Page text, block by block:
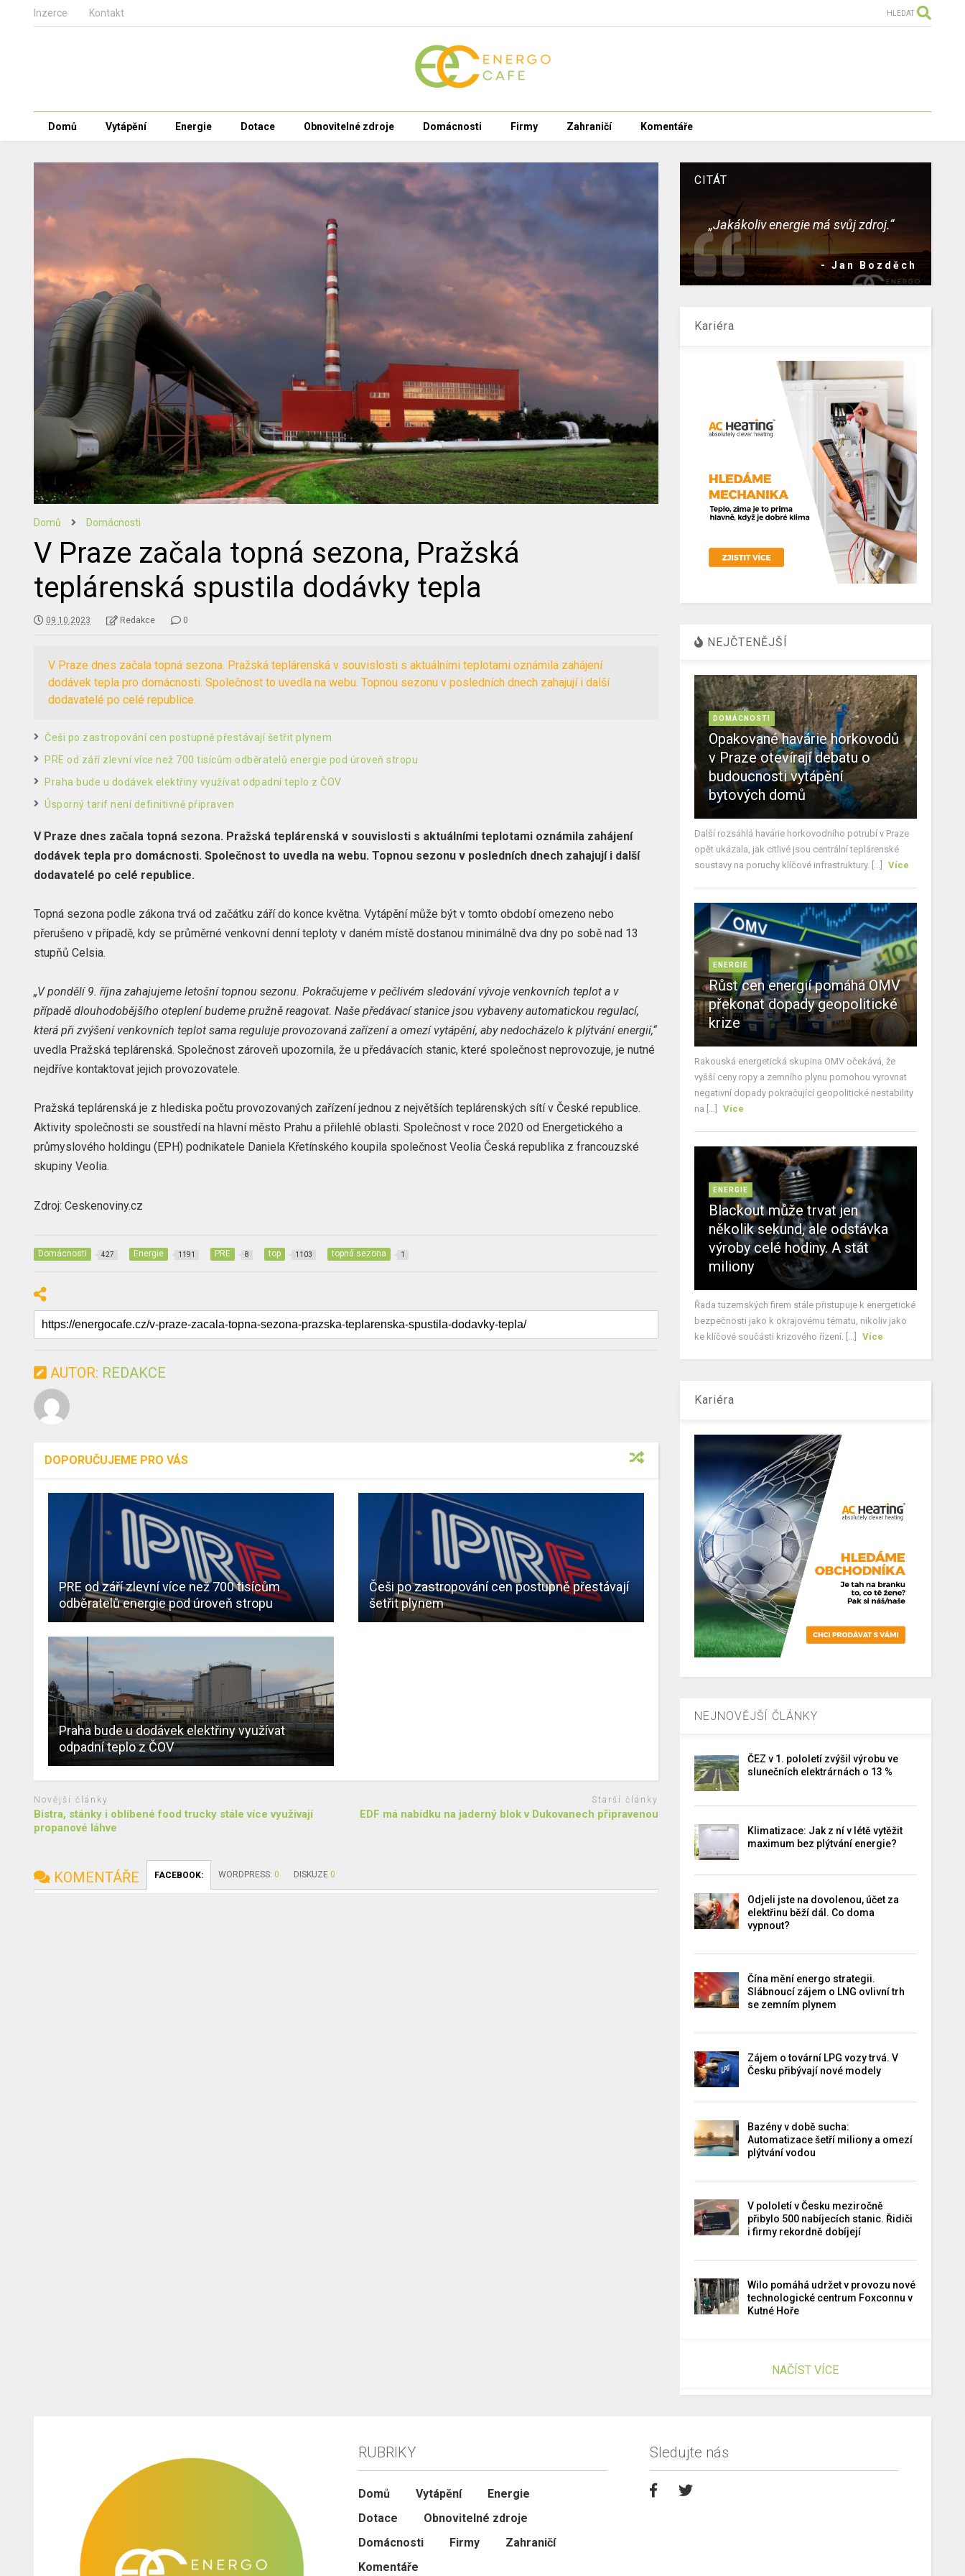
Inzerce Kontakt HLEDAT
Domů Vytápění Energie Dotace Obnovitelné zdroje Domácnosti Firmy Zahraničí Komentáře
Domů Domácnosti
V Praze začala topná sezona, Pražská
teplárenská spustila dodávky tepla
09.10.2023 Redakce 0
V Praze dnes začala topná sezona. Pražská teplárenská v souvislosti s aktuálními teplotami oznámila zahájení
dodávek tepla pro domácnosti. Společnost to uvedla na webu. Topnou sezonu v posledních dnech zahajují i další
dodavatelé po celé republice.
Češi po zastropování cen postupně přestávají šetřit plynem
PRE od září zlevní více než 700 tisícům odběratelů energie pod úroveň stropu
Praha bude u dodávek elektřiny využívat odpadní teplo z ČOV
Úsporný tarif není definitivně připraven
V Praze dnes začala topná sezona. Pražská teplárenská v souvislosti s aktuálními teplotami oznámila zahájení
dodávek tepla pro domácnosti. Společnost to uvedla na webu. Topnou sezonu v posledních dnech zahajují i další
dodavatelé po celé republice.
Topná sezona podle zákona trvá od začátku září do konce května. Vytápění může být v tomto období omezeno nebo
přerušeno v případě, kdy se průměrné venkovní denní teploty v daném místě dostanou minimálně dva dny po sobě nad 13
stupňů Celsia.
„V pondělí 9. října zahajujeme letošní topnou sezonu. Pokračujeme v pečlivém sledování vývoje venkovních teplot a v
případě dlouhodobějšího oteplení budeme pružně reagovat. Naše předávací stanice jsou vybaveny automatickou regulací,
která při zvýšení venkovních teplot sama reguluje provozovaná zařízení a omezí vytápění, aby nedocházelo k plýtvání energií,“
uvedla Pražská teplárenská. Společnost zároveň upozornila, že u předávacích stanic, které společnost neprovozuje, je nutné
nejdříve kontaktovat jejich provozovatele.
Pražská teplárenská je z hlediska počtu provozovaných zařízení jednou z největších teplárenských sítí v České republice.
Aktivity společnosti se soustředí na hlavní město Prahu a přilehlé oblasti. Společnost v roce 2020 od Energetického a
průmyslového holdingu (EPH) podnikatele Daniela Křetínského koupila společnost Veolia Česká republika z francouzské
skupiny Veolia.
Zdroj: Ceskenoviny.cz
Domácnosti 427 Energie 1191 PRE 8 top 1103 topná sezona 1
AUTOR: REDAKCE
DOPORUČUJEME PRO VÁS
PRE od září zlevní více než 700 tisícům
odběratelů energie pod úroveň stropu
Češi po zastropování cen postupně přestávají
šetřit plynem
Praha bude u dodávek elektřiny využívat
odpadní teplo z ČOV
Novější články
Bistra, stánky i oblíbené food trucky stále více využivají
propanové láhve
Starší články
EDF má nabídku na jaderný blok v Dukovanech připravenou
KOMENTÁŘE FACEBOOK: WORDPRESS: 0 DISKUZE 0
CITÁT
„Jakákoliv energie má svůj zdroj.“
- Jan Bozděch
Kariéra
NEJČTENĚJŠÍ
DOMÁCNOSTI
Opakované havárie horkovodů
v Praze otevírají debatu o
budoucnosti vytápění
bytových domů
Další rozsáhlá havárie horkovodního potrubí v Praze
opět ukázala, jak citlivé jsou centrální teplárenské
soustavy na poruchy klíčové infrastruktury. [...]
Více
ENERGIE
Růst cen energií pomáhá OMV
překonat dopady geopolitické
krize
Rakouská energetická skupina OMV očekává, že
vyšší ceny ropy a zemního plynu pomohou vyrovnat
negativní dopady pokračující geopolitické nestability
na [...]
Více
ENERGIE
Blackout může trvat jen
několik sekund, ale odstávka
výroby celé hodiny. A stát
miliony
Řada tuzemských firem stále přistupuje k energetické
bezpečnosti jako k okrajovému tématu, nikoliv jako
ke klíčové součásti krizového řízení. [...]
Více
Kariéra
NEJNOVĚJŠÍ ČLÁNKY
ČEZ v 1. pololetí zvýšil výrobu ve
slunečních elektrárnách o 13 %
Klimatizace: Jak z ní v létě vytěžit
maximum bez plýtvání energie?
Odjeli jste na dovolenou, účet za
elektřinu běží dál. Co doma
vypnout?
Čína mění energo strategii.
Slábnoucí zájem o LNG ovlivní trh
se zemním plynem
Zájem o tovární LPG vozy trvá. V
Česku přibývají nové modely
Bazény v době sucha:
Automatizace šetří miliony a omezí
plýtvání vodou
V pololetí v Česku meziročně
přibylo 500 nabíjecích stanic. Řidiči
i firmy rekordně dobíjejí
Wilo pomáhá udržet v provozu nové
technologické centrum Foxconnu v
Kutné Hoře
NAČÍST VÍCE
RUBRIKY
Domů Vytápění
Energie
Dotace
Obnovitelné zdroje
Domácnosti
Firmy
Zahraničí
Komentáře
Sledujte nás